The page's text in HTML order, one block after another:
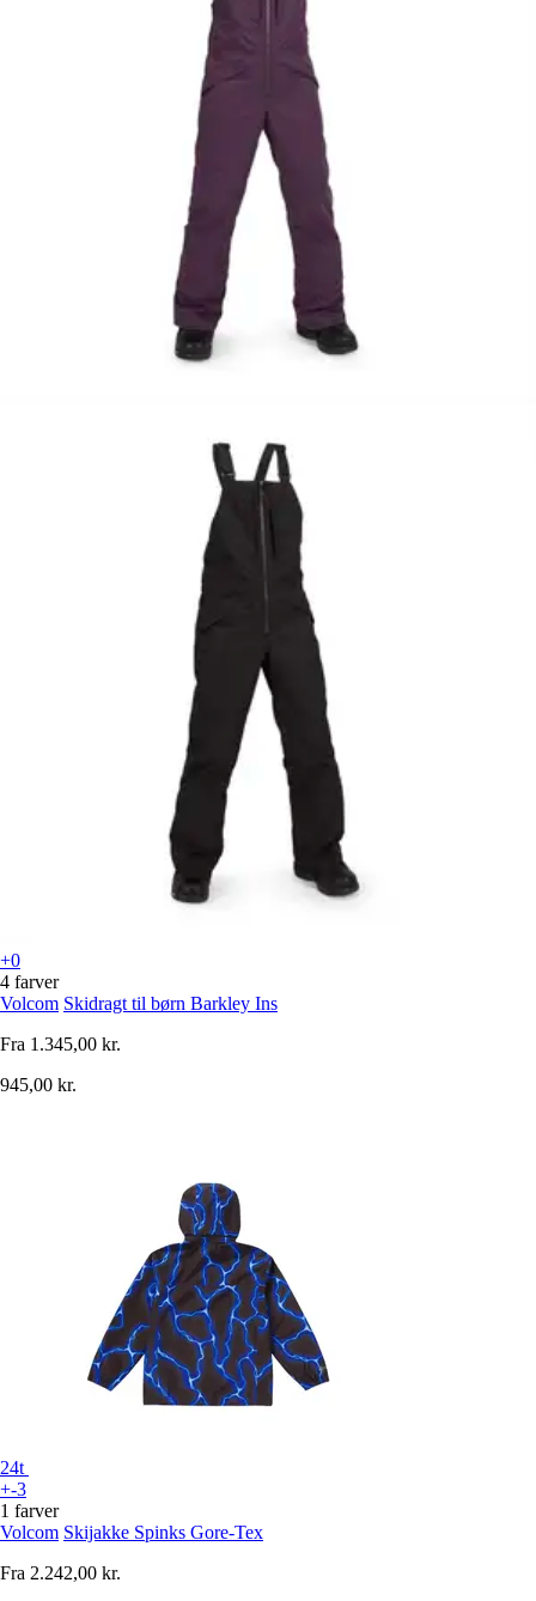
+0
4 farver
Volcom Skidragt til børn Barkley Ins
Fra 1.345,00 kr.
945,00 kr.
24t
+-3
1 farver
Volcom Skijakke Spinks Gore-Tex
Fra 2.242,00 kr.